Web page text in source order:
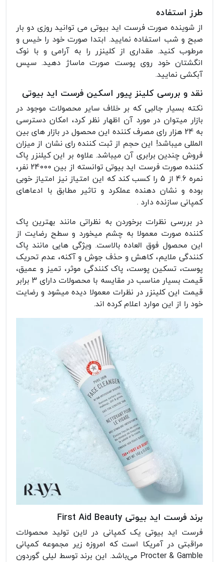
طرز استفاده
از شوینده صورت فرست اید بیوتی می توانید روزی دو بار
صبح و شب استفاده نمایید. ابتدا صورت خود را خیس و
مرطوب کنید. مقداری از کلینزر را به آرامی و با نوک
انگشتان خود روی پوست صورت ماساژ دهید. سپس
آبکشی نمایید.
نقد و بررسی کلینز پیور اسکین فرست اید بیوتی
نکته بسیار جالبی که بر خلاف سایر محصولات موجود در
بازار میتوان در مورد آن اظهار نظر کرد، امکان دسترسی
به 24 هزار رای مصرف کننده این محصول در بازار های بین
المللی میباشد! این حجم از ثبت کننده رای نشان از میزان
فروش چندین برابری آن میباشد. علاوه بر این کیلنزر پاک
کننده صورت فرست اید بیوتی توانسته از بین 24000 نفر،
نمره 4.6 از 5 را کسب کند که این امتیاز نیز امتیاز خوبی
بوده و نشان دهنده عملکرد و تاثیر مطابق با ادعاهای
کمپانی سازنده دارد .
در بررسی نظرات برخوردن به نظراتی مانند بهترین پاک
کننده صورت معمولا به چشم میخورد و سطح رضایت از
این محصول فوق العاده بالاست. ویژگی هایی مانند پاک
کنندگی ملایم، کاهش و حذف جوش و آکنه، عدم تحریک
پوست، تسکین پوست، پاک کنندگی موثر، تمیز و عمیق،
قیمت بسیار مناسب در مقایسه با محصولات دارای 3 برابر
قیمت این کلینزر در نظرات معمولا دیده میشود و رضایت
خود را از این موارد اعلام کرده اند.
برند فرست اید بیوتی First Aid Beauty
فرست اید بیوتی یک کمپانی در لاین تولید محصولات
مراقبتی در آمریکا است که امروزه زیر مجموعه کمپانی
Procter & Gamble می‌باشد. این برند توسط لیلی گوردون